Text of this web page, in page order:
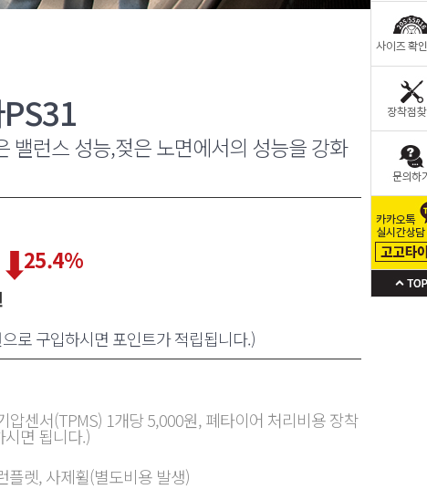
밸런스 성능,젖은 노면에서의 성능을 강화
25.4%
로 구입하시면 포인트가 적립됩니다.)
압센서(TPMS) 1개당 5,000원, 폐타이어 처리비용 장착
면 됩니다.)
플렛, 사제휠(별도비용 발생)